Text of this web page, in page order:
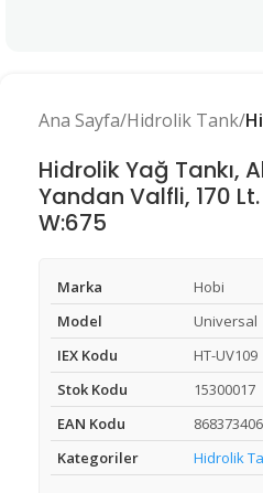
Ana Sayfa Hidrolik Tank
Hidrolik Yağ Tankı,
Yandan Valfli, 170
W:675
Marka
Hobi
Model
Universal
IEX Kodu
HT-UV109
Stok Kodu
15300017
EAN Kodu
Kategoriler
Hidrolik